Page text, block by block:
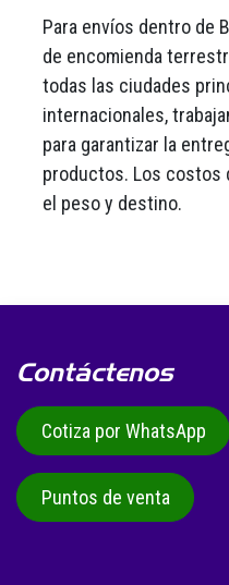
Para envíos dentro de
de encomienda
todas las ciudades
internacionales,
para garantizar la
productos. Los costos
el peso y destino.
Contáctenos
Cotiza por WhatsApp
Puntos de venta